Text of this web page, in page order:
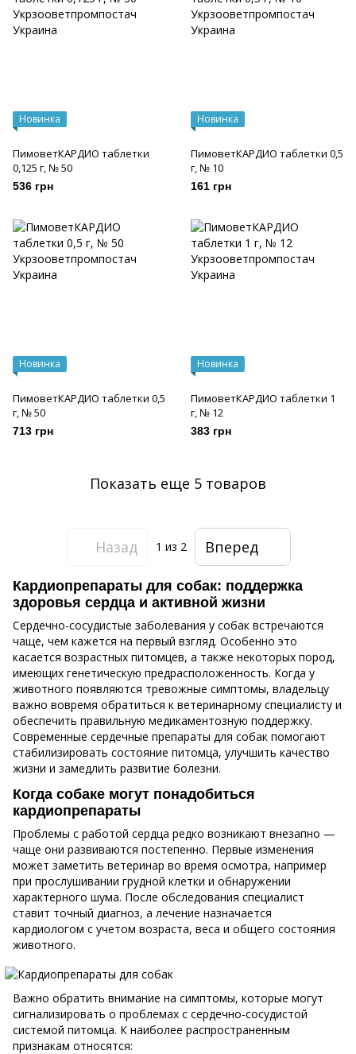
Новинка
ПимоветКАРДИО таблетки
0,125 г, № 50
536 грн
Новинка
ПимоветКАРДИО таблетки 0,5
г, № 10
161 грн
Новинка
ПимоветКАРДИО таблетки 0,5
г, № 50
713 грн
Новинка
ПимоветКАРДИО таблетки 1
г, № 12
383 грн
Показать еще 5 товаров
Назад 1 из 2 Вперед
Кардиопрепараты для собак: поддержка
здоровья сердца и активной жизни
Сердечно-сосудистые заболевания у собак встречаются
чаще, чем кажется на первый взгляд. Особенно это
касается возрастных питомцев, а также некоторых пород,
имеющих генетическую предрасположенность. Когда у
животного появляются тревожные симптомы, владельцу
важно вовремя обратиться к ветеринарному специалисту и
обеспечить правильную медикаментозную поддержку.
Современные сердечные препараты для собак помогают
стабилизировать состояние питомца, улучшить качество
жизни и замедлить развитие болезни.
Когда собаке могут понадобиться
кардиопрепараты
Проблемы с работой сердца редко возникают внезапно —
чаще они развиваются постепенно. Первые изменения
может заметить ветеринар во время осмотра, например
при прослушивании грудной клетки и обнаружении
характерного шума. После обследования специалист
ставит точный диагноз, а лечение назначается
кардиологом с учетом возраста, веса и общего состояния
животного.
Важно обратить внимание на симптомы, которые могут
сигнализировать о проблемах с сердечно-сосудистой
системой питомца. К наиболее распространенным
признакам относятся: